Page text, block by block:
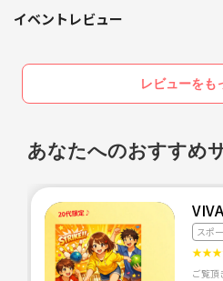
イベントレビュー
レビューをも
あなたへのおすすめ
スポ
★★★